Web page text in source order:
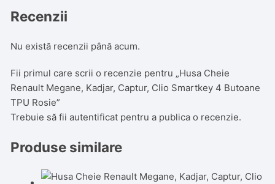
Recenzii
Nu există recenzii până acum.
Fii primul care scrii o recenzie pentru „Husa Cheie
Renault Megane, Kadjar, Captur, Clio Smartkey 4 Butoane
TPU Rosie”
Trebuie să fiiautentificat pentru a publica o recenzie.
Produse similare